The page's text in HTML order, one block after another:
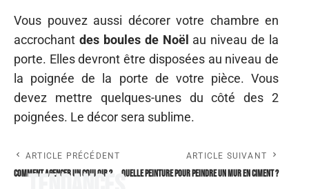
Vous pouvez aussi décorer votre chambre en
accrochant des boules de Noël au niveau de la
porte. Elles devront être disposées au niveau de
la poignée de la porte de votre pièce. Vous
devez mettre quelques-unes du côté des 2
poignées. Le décor sera sublime.
ARTICLE PRÉCÉDENT
Comment agencer un couloir ?
ARTICLE SUIVANT
Quelle peinture pour peindre un mur en ciment ?